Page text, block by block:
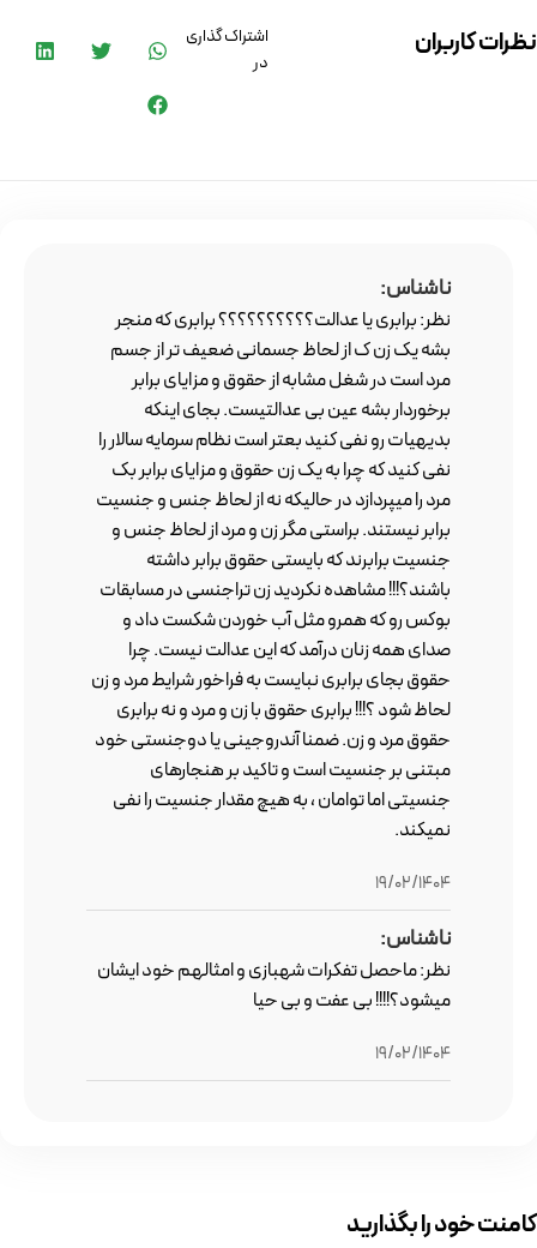
نظرات کاربران
اشتراک گذاری
در
ناشناس:
نظر: برابری یا عدالت؟؟؟؟؟؟؟؟؟؟ برابری که منجر
بشه یک زن ک از لحاظ جسمانی ضعیف تر از جسم
مرد است در شغل مشابه از حقوق و مزایای برابر
برخوردار بشه عین بی عدالتیست. بجای اینکه
بدیهیات رو نفی کنید بعتر است نظام سرمایه سالار را
نفی کنید که چرا به یک زن حقوق و مزایای برابر بک
مرد را میپردازد در حالیکه نه از لحاظ جنس و جنسیت
برابر نیستند. براستی مگر زن و مرد از لحاظ جنس و
جنسیت برابرند که بایستی حقوق برابر داشته
باشند؟!!! مشاهده نکردید زن تراجنسی در مسابقات
بوکس رو که همرو مثل آب خوردن شکست داد و
صدای همه زنان درآمد که این عدالت نیست. چرا
حقوق بجای برابری نبایست به فراخور شرایط مرد و زن
لحاظ شود ؟!!! برابری حقوق با زن و مرد و نه برابری
حقوق مرد و زن. ضمنا آندروجینی یا دوجنستی خود
مبتنی بر جنسیت است و تاکید بر هنجارهای
جنسیتی اما توامان ، به هیچ مقدار جنسیت را نفی
نمیکند.
19/02/1404
ناشناس:
نظر: ماحصل تفکرات شهبازی و امثالهم خود ایشان
میشود؟!!!! بی عفت و بی حیا
19/02/1404
کامنت خود را بگذارید